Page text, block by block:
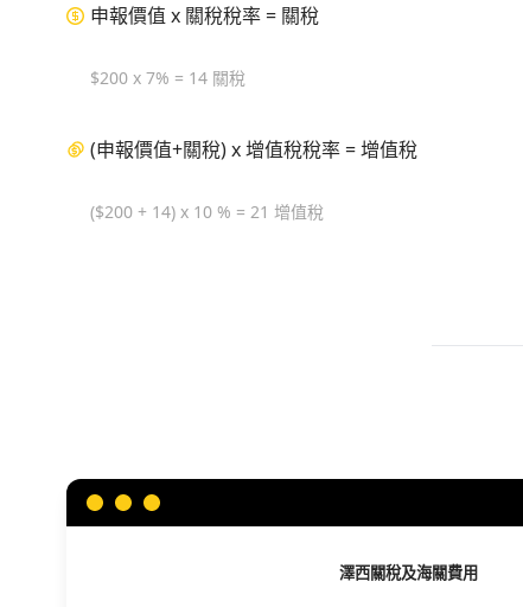
申報價值 x 關稅稅率 = 關稅
$200 x 7% = 14 關稅
(申報價值+關稅) x 增值稅稅率 = 增值稅
($200 + 14) x 10 % = 21 增值稅
澤西關稅及海關費用